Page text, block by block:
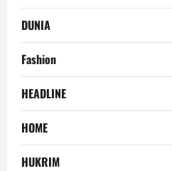
DUNIA
Fashion
HEADLINE
HOME
HUKRIM